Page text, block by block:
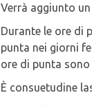
Verrà aggiunto
Durante le ore di
punta nei giorni
ore di punta sono
È consuetudine